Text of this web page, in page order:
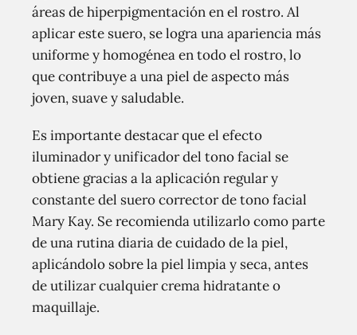
áreas de hiperpigmentación en el rostro. Al
aplicar este suero, se logra una apariencia más
uniforme y homogénea en todo el rostro, lo
que contribuye a una piel de aspecto más
joven, suave y saludable.
Es importante destacar que el efecto
iluminador y unificador del tono facial se
obtiene gracias a la aplicación regular y
constante del suero corrector de tono facial
Mary Kay. Se recomienda utilizarlo como parte
de una rutina diaria de cuidado de la piel,
aplicándolo sobre la piel limpia y seca, antes
de utilizar cualquier crema hidratante o
maquillaje.